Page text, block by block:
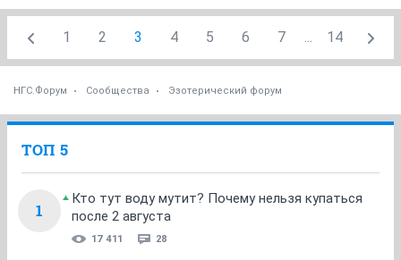
1 2 3 4 5 6 7 ... 14
НГС.Форум Сообщества Эзотерический форум
ТОП 5
1
Кто тут воду мутит? Почему нельзя купаться
после 2 августа
17 411 28